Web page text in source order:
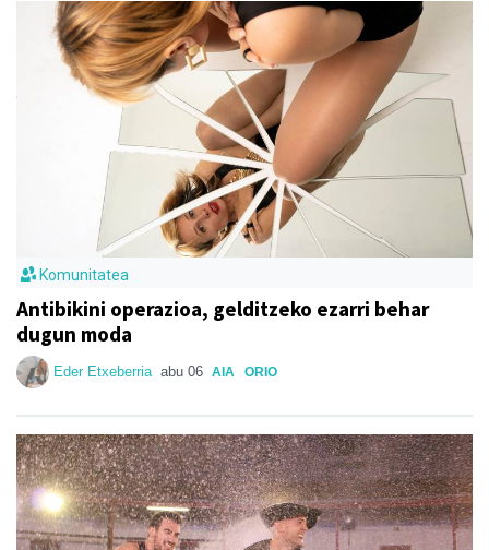
Komunitatea
Antibikini operazioa, gelditzeko ezarri behar
dugun moda
Eder Etxeberria abu 06 AIA ORIO